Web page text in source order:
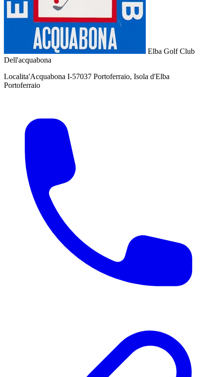
Elba Golf Club
Dell'acquabona
Localita'Acquabona I-57037 Portoferraio, Isola d'Elba
Portoferraio